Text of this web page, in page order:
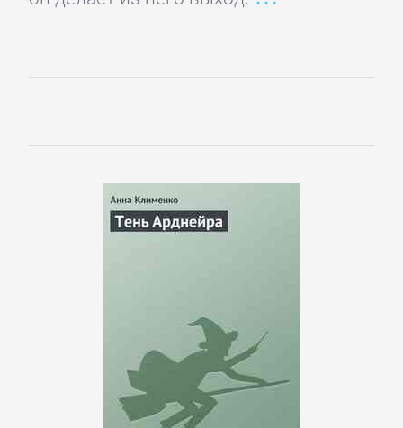
КНИГИ
фантастика
приключения